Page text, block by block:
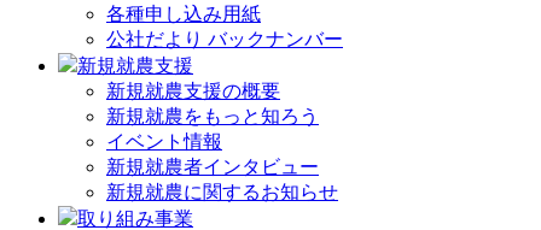
各種申し込み用紙
公社だより バックナンバー
新規就農支援
新規就農支援の概要
新規就農をもっと知ろう
イベント情報
新規就農者インタビュー
新規就農に関するお知らせ
取り組み事業